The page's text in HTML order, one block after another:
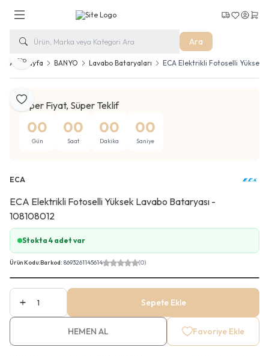
Ara
Kargo Takip
Favorilerim
Hesabım
Ana Sayfa BANYO Lavabo Bataryaları ECA Elektrikli Fotoselli Yüksek
Favoriye Ekle
Paylaş
Süper Fiyat, Süper Teklif
00
Gün
00
Saat
00
Dakika
00
Saniye
ECA
ECA Elektrikli Fotoselli Yüksek Lavabo Bataryası -
108108012
Stokta 4 adet var
Ürün Kodu:Barkod: 8693261145614 (0)
Sepete Ekle
HEMEN AL Favoriye Ekle